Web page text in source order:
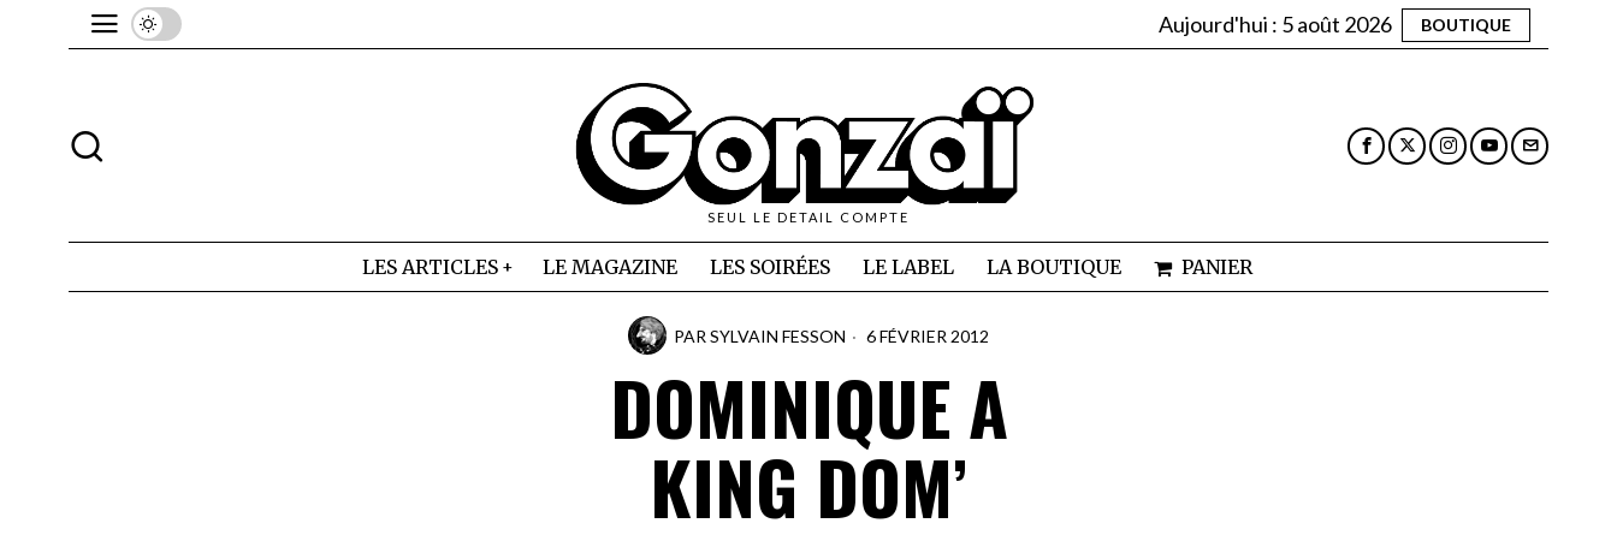
Aujourd'hui : 5 août 2026 BOUTIQUE
SEUL LE DETAIL COMPTE
LES ARTICLES LE MAGAZINE LES SOIRÉES LE LABEL LA BOUTIQUE PANIER
PAR SYLVAIN FESSON 6 FÉVRIER 2012
DOMINIQUE A
KING DOM’